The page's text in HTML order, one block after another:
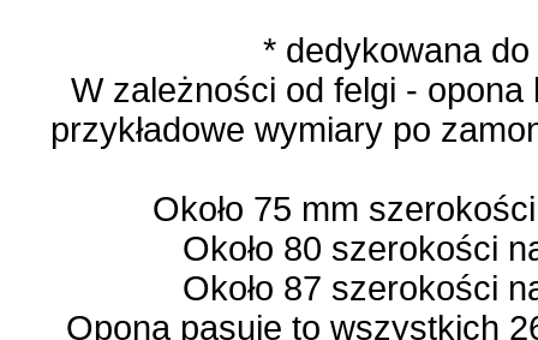
* dedykowana
W zależności od felgi -
przykładowe wymiary po
Około 75 mm
Około 80 szerokości
Około 87 szerokości
Opona pasuje to wszystkich